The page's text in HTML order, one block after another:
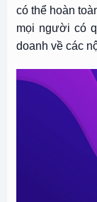
có thể hoàn
mọi người có
doanh về các